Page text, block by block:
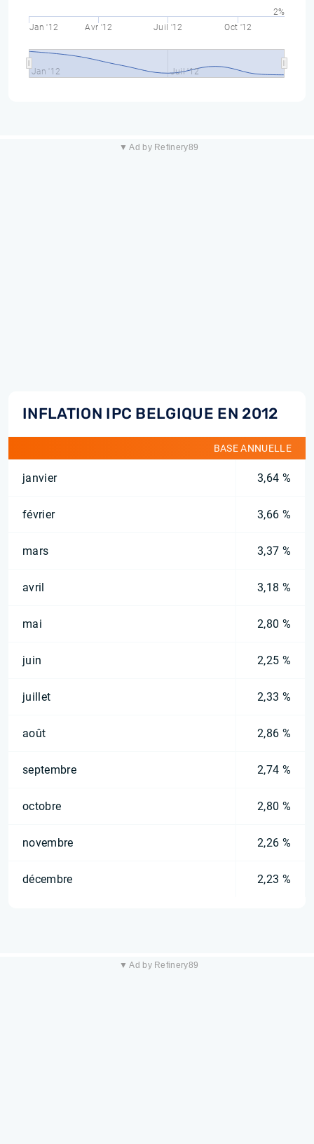
Jan '12 Avr '12 Juil '12 Oct '12
Jan '12 Juil '12
2%
▼ Ad by Refinery89
INFLATION IPC BELGIQUE EN 2012
BASE ANNUELLE
janvier 3,64 %
février 3,66 %
mars 3,37 %
avril 3,18 %
mai 2,80 %
juin 2,25 %
juillet 2,33 %
août 2,86 %
septembre 2,74 %
octobre 2,80 %
novembre 2,26 %
décembre 2,23 %
▼ Ad by Refinery89